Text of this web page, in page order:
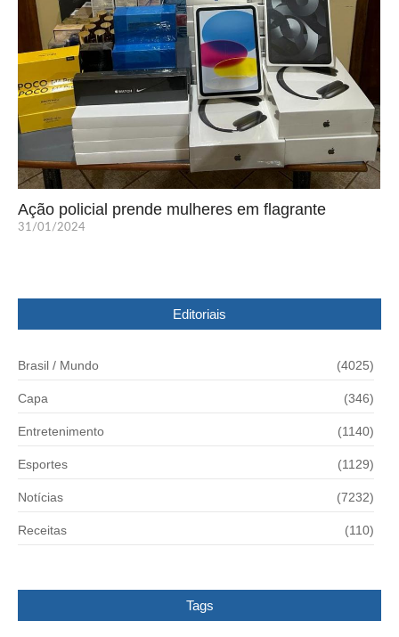
Ação policial prende mulheres em flagrante
31/01/2024
Editoriais
Brasil / Mundo (4025)
Capa (346)
Entretenimento (1140)
Esportes (1129)
Notícias (7232)
Receitas (110)
Tags